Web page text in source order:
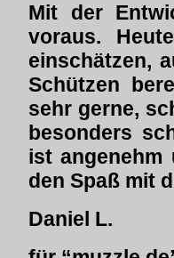
Mit der
voraus.
einschätzen,
Schützen
sehr gerne,
besonders
ist angenehm
den Spaß mit
Daniel L.